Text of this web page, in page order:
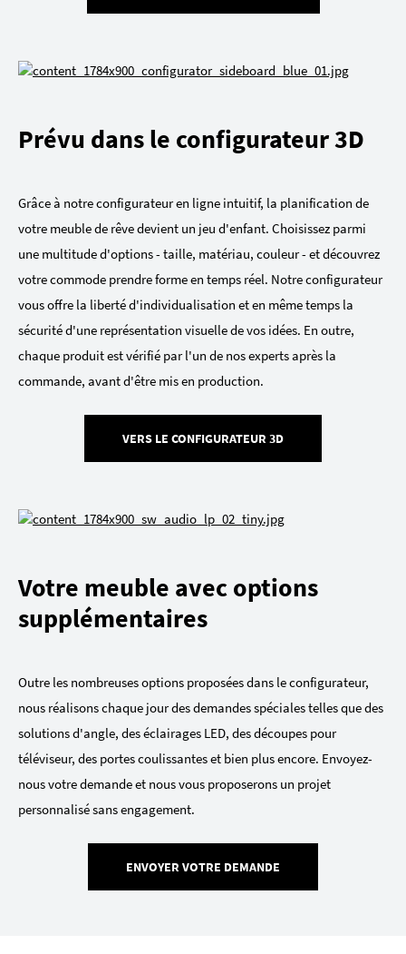
Prévu dans le configurateur 3D
Grâce à notre configurateur en ligne intuitif, la planification de
votre meuble de rêve devient un jeu d'enfant. Choisissez parmi
une multitude d'options - taille, matériau, couleur - et découvrez
votre commode prendre forme en temps réel. Notre configurateur
vous offre la liberté d'individualisation et en même temps la
sécurité d'une représentation visuelle de vos idées. En outre,
chaque produit est vérifié par l'un de nos experts après la
commande, avant d'être mis en production.
VERS LE CONFIGURATEUR 3D
Votre meuble avec options
supplémentaires
Outre les nombreuses options proposées dans le configurateur,
nous réalisons chaque jour des demandes spéciales telles que des
solutions d'angle, des éclairages LED, des découpes pour
téléviseur, des portes coulissantes et bien plus encore. Envoyez-
nous votre demande et nous vous proposerons un projet
personnalisé sans engagement.
ENVOYER VOTRE DEMANDE